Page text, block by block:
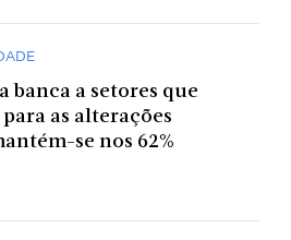
banca a setores que
as alterações
se nos 62%